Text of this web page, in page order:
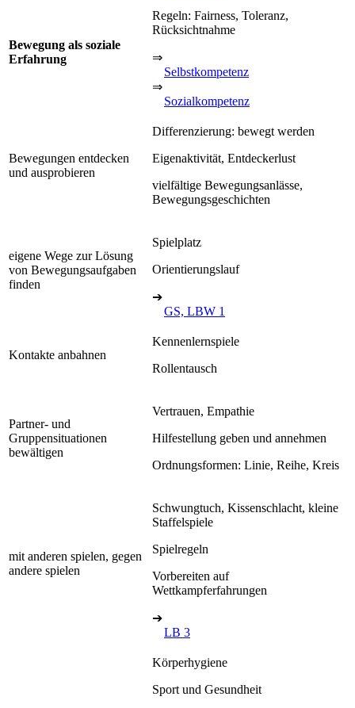
Bewegung als soziale
Erfahrung
Regeln: Fairness, Toleranz,
Rücksichtnahme
⇒
Selbstkompetenz
⇒
Sozialkompetenz
Bewegungen entdecken
und ausprobieren
Differenzierung: bewegt werden
Eigenaktivität, Entdeckerlust
vielfältige Bewegungsanlässe,
Bewegungsgeschichten
eigene Wege zur Lösung
von Bewegungsaufgaben
finden
Spielplatz
Orientierungslauf
➔
GS, LBW 1
Kontakte anbahnen
Kennenlernspiele
Rollentausch
Partner- und
Gruppensituationen
bewältigen
Vertrauen, Empathie
Hilfestellung geben und annehmen
Ordnungsformen: Linie, Reihe, Kreis
mit anderen spielen, gegen
andere spielen
Schwungtuch, Kissenschlacht, kleine
Staffelspiele
Spielregeln
Vorbereiten auf
Wettkampferfahrungen
➔
LB 3
Körperhygiene
Sport und Gesundheit